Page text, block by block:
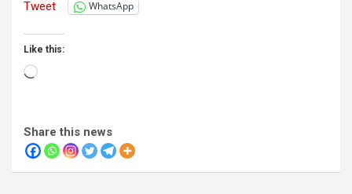
Tweet WhatsApp
Like this:
Loading…
Share this news